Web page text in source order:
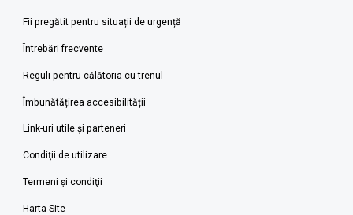
Fii pregătit pentru situații de urgență
Întrebări frecvente
Reguli pentru călătoria cu trenul
Îmbunătățirea accesibilității
Link-uri utile şi parteneri
Condiţii de utilizare
Termeni şi condiţii
Harta Site